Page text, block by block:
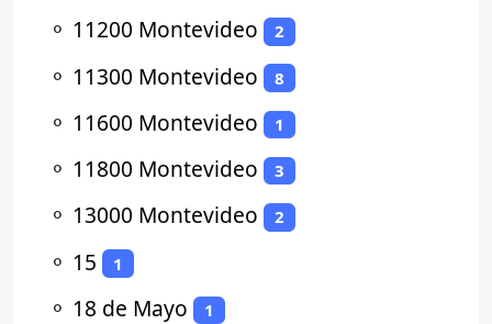
⚬ 11200 Montevideo 2
⚬ 11300 Montevideo 8
⚬ 11600 Montevideo 1
⚬ 11800 Montevideo 3
⚬ 13000 Montevideo 2
⚬ 15 1
⚬ 18 de Mayo 1